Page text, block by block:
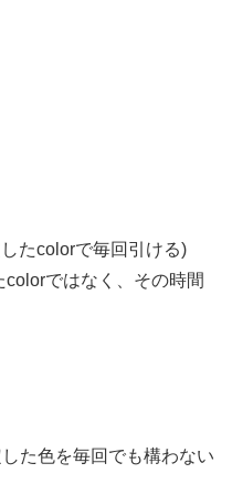
たcolorで毎回引ける)
ではなく、その時間
た色を毎回でも構わない